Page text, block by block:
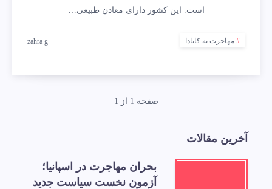
است. این کشور دارای معادن طبیعی…
مهاجرت به کانادا zahra g
صفحه 1 از 1
آخرین مقالات
بحران مهاجرت در اسپانیا؛
آزمون نخست سیاست جدید